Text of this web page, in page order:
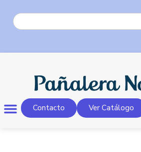
Contacto Ver Catálogo